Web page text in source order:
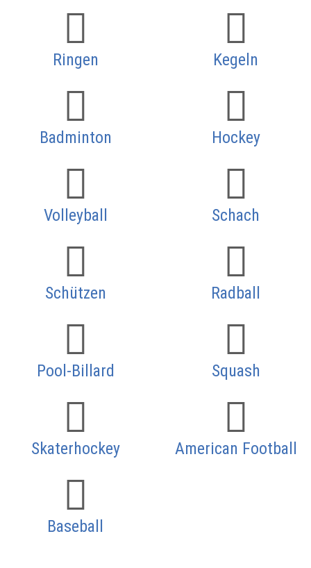
Ringen Kegeln
Badminton Hockey
Volleyball Schach
Schützen Radball
Pool-Billard Squash
Skaterhockey American Football
Baseball